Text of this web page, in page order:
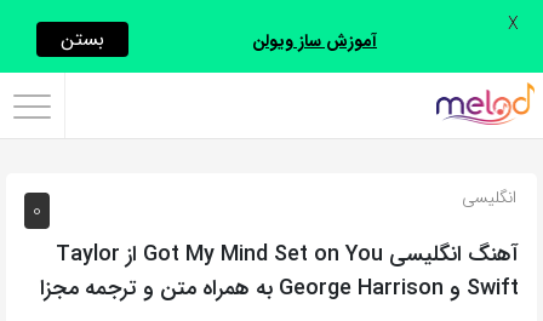
اشتراک
با
روش‌های
زیر
0 انگلیسی
آهنگ انگلیسی Got My Mind Set on You از Taylor
Swift و George Harrison به همراه متن و ترجمه مجزا
آموزش ساز ویولن بستن X